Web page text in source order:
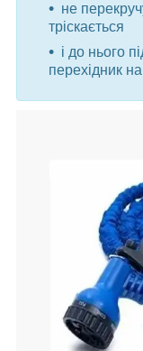
не
тріскається
і до нього
перехідник